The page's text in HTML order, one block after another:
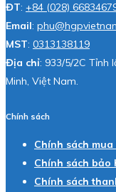
ĐT: +84 (028)
Email:
MST: 0313138119
Địa chỉ: 933/5/2C Tỉnh
Minh, Việt Nam.
Chính sách
Chính sách
Chính sách bảo
Chính sách